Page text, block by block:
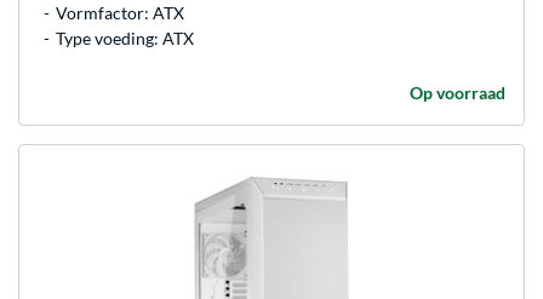
Vormfactor: ATX
Type voeding: ATX
Op voorraad